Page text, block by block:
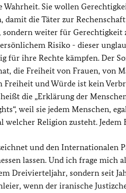
Sie wollen
die Täter zur
sondern weiter für
Risiko - dieser
für ihre Rechte kämpfen. Der
die Freiheit von Frauen, von
und Würde ist kein
die „Erklärung der
weil sie jedem Menschen,
welcher Religion zusteht.
und den Internationalen
lassen. Und ich frage mich
Dreivierteljahr, sondern seit
wenn der iranische